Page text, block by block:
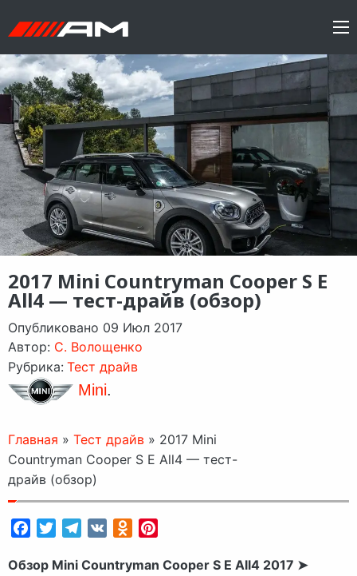
2017 Mini Countryman Cooper S E
All4 — тест-драйв (обзор)
Опубликовано 09 Июл 2017
Автор: C. Волощенко
Рубрика: Тест драйв
Mini.
Главная » Тест драйв » 2017 Mini
Countryman Cooper S E All4 — тест-
драйв (обзор)
FacebookTwitterTelegram
VK Odnoklassniki
Обзор Mini Countryman Cooper S E All4 2017 ➤